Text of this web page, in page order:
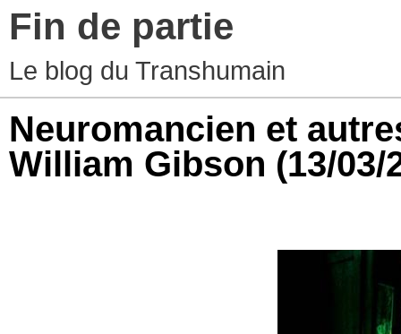
Fin de partie
Le blog du Transhumain
Neuromancien et
William Gibson (13/03/